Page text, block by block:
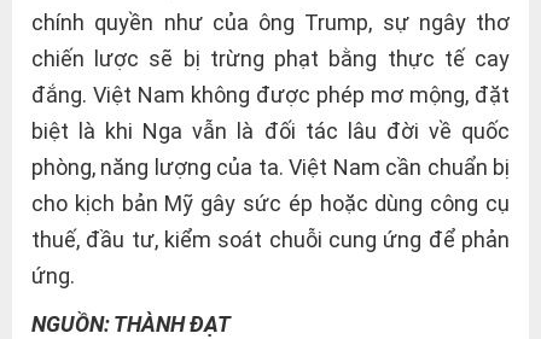
chính quyền như của ông Trump, sự ngây thơ
chiến lược sẽ bị trừng phạt bằng thực tế cay
đắng. Việt Nam không được phép mơ mộng, đặt
biệt là khi Nga vẫn là đối tác lâu đời về quốc
phòng, năng lượng của ta. Việt Nam cần chuẩn bị
cho kịch bản Mỹ gây sức ép hoặc dùng công cụ
thuế, đầu tư, kiểm soát chuỗi cung ứng để phản
ứng.
NGUỒN: THÀNH ĐẠT